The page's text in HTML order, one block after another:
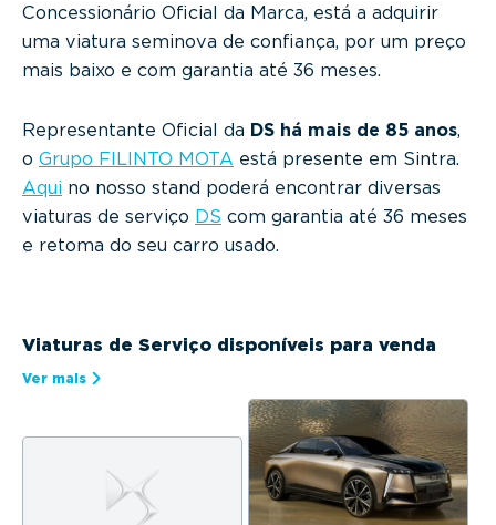
Concessionário Oficial da Marca, está a adquirir
uma viatura seminova de confiança, por um preço
mais baixo e com garantia até 36 meses.
Representante Oficial da DS há mais de 85 anos,
o Grupo FILINTO MOTA está presente em Sintra.
Aqui no nosso stand poderá encontrar diversas
viaturas de serviço DS com garantia até 36 meses
e retoma do seu carro usado.
Viaturas de Serviço disponíveis para venda
Ver mais